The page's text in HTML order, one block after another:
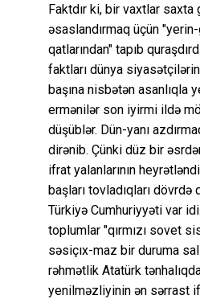
Faktdır ki, bir vaxtlar saxta
əsaslandırmaq üçün
qatlarından" tapıb
faktları dünya
başına nisbətən asanlıqla
ermənilər son iyirmi ildə
düşüblər. Dün-yanı
dirənib. Çünki düz bir
ifrat yalanlarının
başları tovladıqları dövrdə
Türkiyə Cumhuriyyəti var
toplumlar "qırmızı sovet
səsiçıx-maz bir duruma
rəhmətlik Atatürk
yenilməzliyinin ən sərrast